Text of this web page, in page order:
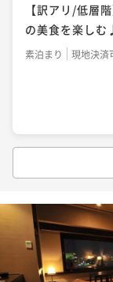
【連泊割】＜
朝食付き 現地決済
【最大22時間/
を存分に愉し
朝食付き 現地決済
【訳アリ/低層
の美食を楽しむ
素泊まり 現地決済
【スタンダー
素泊まり 現地決済